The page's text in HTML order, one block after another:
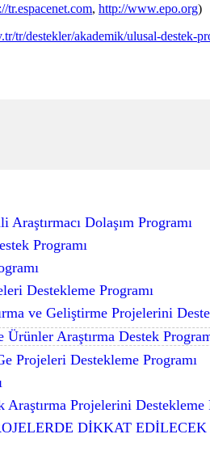
tr.espacenet.com, http://www.epo.org)
tr/destekler/akademik/ulusal-destek-
Dolaşım Programı
Programı
Destekleme Programı
ve Geliştirme Projelerini
Araştırma Destek
Projeleri Destekleme Programı
Projelerini Destekleme
DİKKAT EDİLECEK